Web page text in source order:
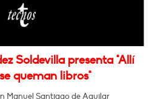
Soldevilla presenta "Allí
queman libros"
Manuel Santiago de Aguilar